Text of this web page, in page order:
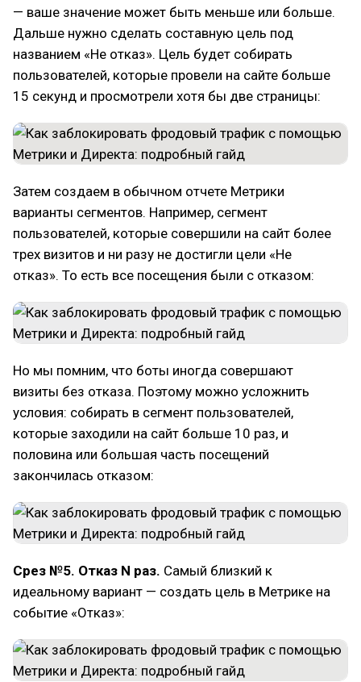
— ваше значение может быть меньше или больше.
Дальше нужно сделать составную цель под
названием «Не отказ». Цель будет собирать
пользователей, которые провели на сайте больше
15 секунд и просмотрели хотя бы две страницы:
Затем создаем в обычном отчете Метрики
варианты сегментов. Например, сегмент
пользователей, которые совершили на сайт более
трех визитов и ни разу не достигли цели «Не
отказ». То есть все посещения были с отказом:
Но мы помним, что боты иногда совершают
визиты без отказа. Поэтому можно усложнить
условия: собирать в сегмент пользователей,
которые заходили на сайт больше 10 раз, и
половина или большая часть посещений
закончилась отказом:
Срез №5. Отказ N раз. Самый близкий к
идеальному вариант — создать цель в Метрике на
событие «Отказ»: